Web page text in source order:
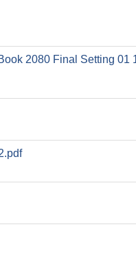
2080 Final Setting 01